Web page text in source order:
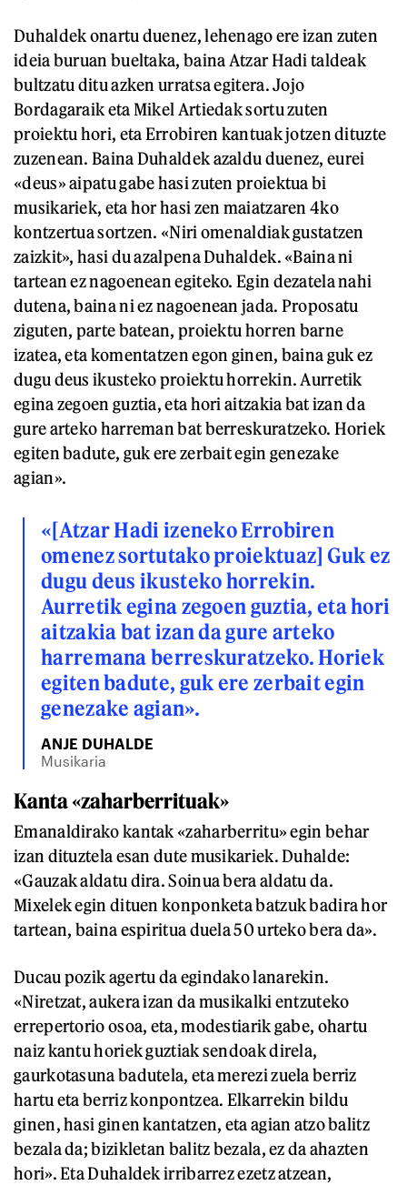
Duhaldek onartu duenez, lehenago ere izan zuten
ideia buruan bueltaka, baina Atzar Hadi taldeak
bultzatu ditu azken urratsa egitera. Jojo
Bordagaraik eta Mikel Artiedak sortu zuten
proiektu hori, eta Errobiren kantuak jotzen dituzte
zuzenean. Baina Duhaldek azaldu duenez, eurei
«deus» aipatu gabe hasi zuten proiektua bi
musikariek, eta hor hasi zen maiatzaren 4ko
kontzertua sortzen. «Niri omenaldiak gustatzen
zaizkit», hasi du azalpena Duhaldek. «Baina ni
tartean ez nagoenean egiteko. Egin dezatela nahi
dutena, baina ni ez nagoenean jada. Proposatu
ziguten, parte batean, proiektu horren barne
izatea, eta komentatzen egon ginen, baina guk ez
dugu deus ikusteko proiektu horrekin. Aurretik
egina zegoen guztia, eta hori aitzakia bat izan da
gure arteko harreman bat berreskuratzeko. Horiek
egiten badute, guk ere zerbait egin genezake
agian».
«[Atzar Hadi izeneko Errobiren
omenez sortutako proiektuaz] Guk ez
dugu deus ikusteko horrekin.
Aurretik egina zegoen guztia, eta hori
aitzakia bat izan da gure arteko
harremana berreskuratzeko. Horiek
egiten badute, guk ere zerbait egin
genezake agian».
ANJE DUHALDE
Musikaria
Kanta «zaharberrituak»
Emanaldirako kantak «zaharberritu» egin behar
izan dituztela esan dute musikariek. Duhalde:
«Gauzak aldatu dira. Soinua bera aldatu da.
Mixelek egin dituen konponketa batzuk badira hor
tartean, baina espiritua duela 50 urteko bera da».
Ducau pozik agertu da egindako lanarekin.
«Niretzat, aukera izan da musikalki entzuteko
errepertorio osoa, eta, modestiarik gabe, ohartu
naiz kantu horiek guztiak sendoak direla,
gaurkotasuna badutela, eta merezi zuela berriz
hartu eta berriz konpontzea. Elkarrekin bildu
ginen, hasi ginen kantatzen, eta agian atzo balitz
bezala da; bizikletan balitz bezala, ez da ahazten
hori». Eta Duhaldek irribarrez ezetz atzean,